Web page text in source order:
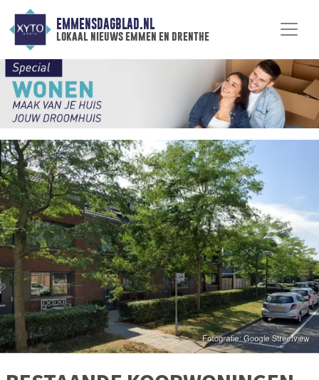
EMMENSDAGBLAD.NL
lokaal nieuws emmen en drenthe